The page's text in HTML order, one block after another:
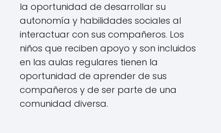
la oportunidad de desarrollar su
autonomía y habilidades sociales al
interactuar con sus compañeros. Los
niños que reciben apoyo y son incluidos
en las aulas regulares tienen la
oportunidad de aprender de sus
compañeros y de ser parte de una
comunidad diversa.